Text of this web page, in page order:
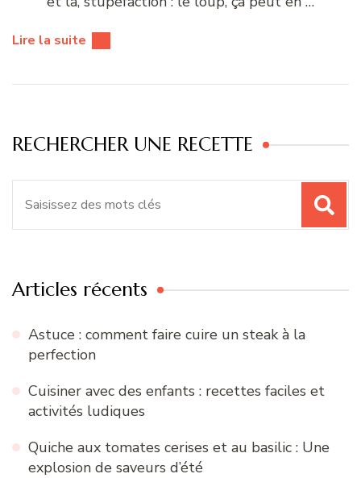
Lire la suite
RECHERCHER UNE RECETTE
Articles récents
Astuce : comment faire cuire un steak à la
perfection
Cuisiner avec des enfants : recettes faciles et
activités ludiques
Quiche aux tomates cerises et au basilic : Une
explosion de saveurs d’été